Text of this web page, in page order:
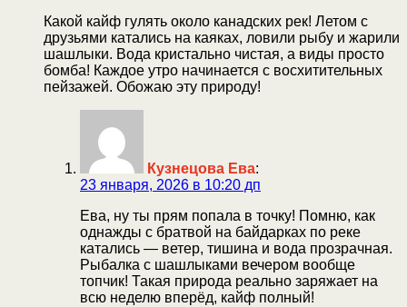
Какой кайф гулять около канадских рек! Летом с
друзьями катались на каяках, ловили рыбу и жарили
шашлыки. Вода кристально чистая, а виды просто
бомба! Каждое утро начинается с восхитительных
пейзажей. Обожаю эту природу!
Кузнецова Ева:
23 января, 2026 в 10:20 дп
Ева, ну ты прям попала в точку! Помню, как
однажды с братвой на байдарках по реке
катались — ветер, тишина и вода прозрачная.
Рыбалка с шашлыками вечером вообще
топчик! Такая природа реально заряжает на
всю неделю вперёд, кайф полный!